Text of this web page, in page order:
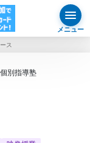
メニュー
ス
別指導塾